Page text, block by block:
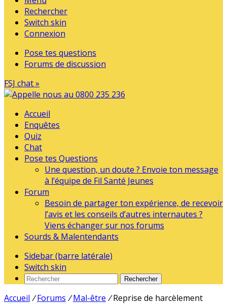
Rechercher
Switch skin
Connexion
Pose tes questions
Forums de discussion
FSJ chat »
Accueil
Enquêtes
Quiz
Chat
Pose tes Questions
Une question, un doute ? Envoie ton message
à l’équipe de Fil Santé Jeunes
Forum
Besoin de partager ton expérience, de recevoir
l’avis et les conseils d’autres internautes ?
Viens échanger sur nos forums
Sourds & Malentendants
Sidebar (barre latérale)
Switch skin
Rechercher
Accueil / Forums / Mal-être / Reprise de harcèlement